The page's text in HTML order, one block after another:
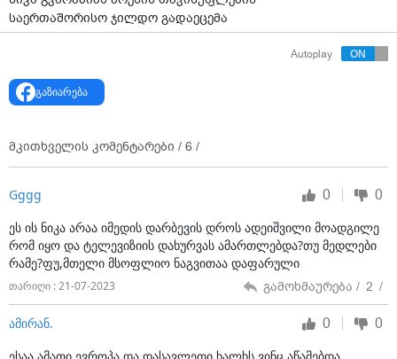
საერთაშორისო ჯილდო გადაეცემა
Autoplay
გაზიარება
მკითხველის კომენტარები / 6 /
Gggg 0 0
ეს ის ნიკა არაა იმედის დარბევის დროს ადეიშვილი მოადგილე
რომ იყო და ტელევიზიის დახურვას ამართლებდა?თუ მედლები
რამე?ფუ,მთელი მსოფლიო ნაგვითაა დაფარული
თარიღი : 21-07-2023 გამოხმაურება / 2 /
ამირან. 0 0
ესაა ამათი ევროპა და დასავლეთი.ხალხს ვინც აწამებდა